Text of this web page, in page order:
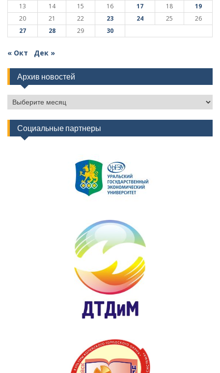
13 14 15 16 17 18
19
20
21 22 23 24 25
26
27
28 29 30
« Окт Дек »
Архив новостей
Архив
новостей
Социальные партнеры